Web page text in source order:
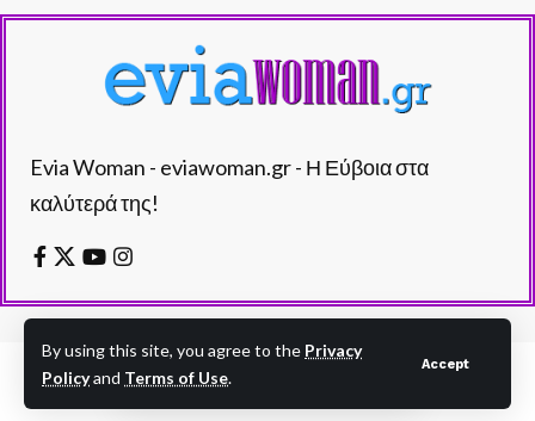
By using this site, you agree to the Privacy
Policyand Terms of Use.
Accept
Evia Woman - eviawoman.gr - Η Εύβοια στα
καλύτερά της!